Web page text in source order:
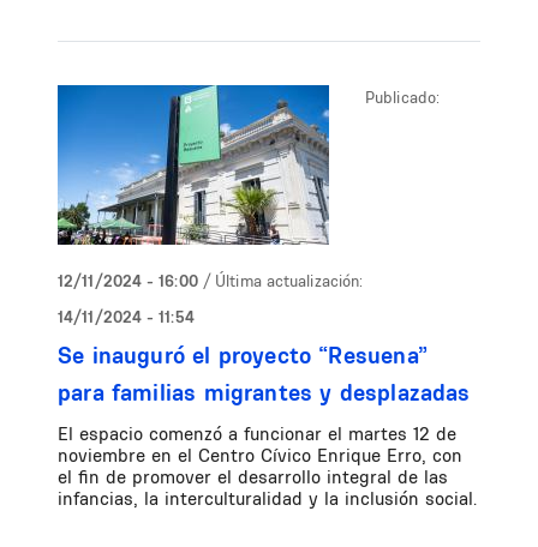
Publicado:
12/11/2024 - 16:00 / Última actualización:
14/11/2024 - 11:54
Se inauguró el proyecto “Resuena”
para familias migrantes y desplazadas
El espacio comenzó a funcionar el martes 12 de
noviembre en el Centro Cívico Enrique Erro, con
el fin de promover el desarrollo integral de las
infancias, la interculturalidad y la inclusión social.